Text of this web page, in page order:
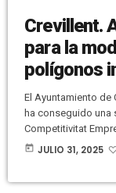
Crevillent.
para la
polígonos
El Ayuntamiento de
ha conseguido una
Competitivitat
con el objetivo de
today JULIO 31, 2025